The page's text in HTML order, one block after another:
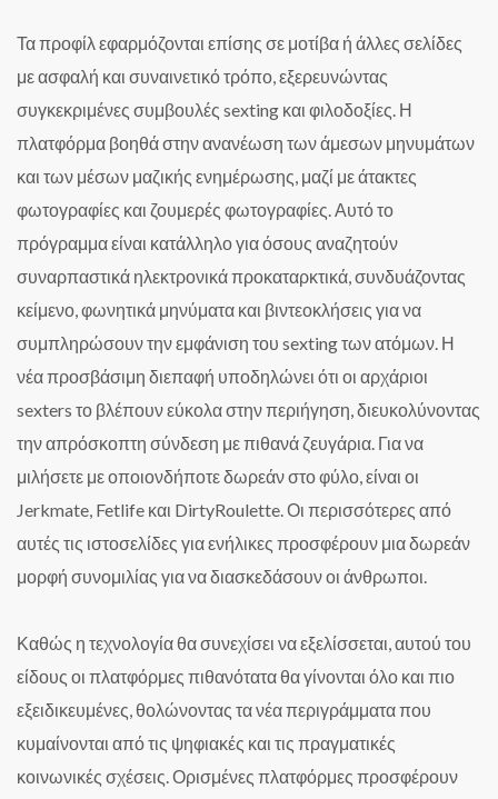
Τα προφίλ εφαρμόζονται επίσης σε μοτίβα ή άλλες σελίδες
με ασφαλή και συναινετικό τρόπο, εξερευνώντας
συγκεκριμένες συμβουλές sexting και φιλοδοξίες. Η
πλατφόρμα βοηθά στην ανανέωση των άμεσων μηνυμάτων
και των μέσων μαζικής ενημέρωσης, μαζί με άτακτες
φωτογραφίες και ζουμερές φωτογραφίες. Αυτό το
πρόγραμμα είναι κατάλληλο για όσους αναζητούν
συναρπαστικά ηλεκτρονικά προκαταρκτικά, συνδυάζοντας
κείμενο, φωνητικά μηνύματα και βιντεοκλήσεις για να
συμπληρώσουν την εμφάνιση του sexting των ατόμων. Η
νέα προσβάσιμη διεπαφή υποδηλώνει ότι οι αρχάριοι
sexters το βλέπουν εύκολα στην περιήγηση, διευκολύνοντας
την απρόσκοπτη σύνδεση με πιθανά ζευγάρια. Για να
μιλήσετε με οποιονδήποτε δωρεάν στο φύλο, είναι οι
Jerkmate, Fetlife και DirtyRoulette. Οι περισσότερες από
αυτές τις ιστοσελίδες για ενήλικες προσφέρουν μια δωρεάν
μορφή συνομιλίας για να διασκεδάσουν οι άνθρωποι.
Καθώς η τεχνολογία θα συνεχίσει να εξελίσσεται, αυτού του
είδους οι πλατφόρμες πιθανότατα θα γίνονται όλο και πιο
εξειδικευμένες, θολώνοντας τα νέα περιγράμματα που
κυμαίνονται από τις ψηφιακές και τις πραγματικές
κοινωνικές σχέσεις. Ορισμένες πλατφόρμες προσφέρουν